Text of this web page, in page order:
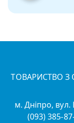
ТОВАРИСТВО
м. Дніпро,
(093) 385-